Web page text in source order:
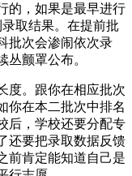
的，如果是最早进行
取结果。在提前批
批次会渗闹依次录
丛颤罩公布。
度。跟你在相应批次
你在本二批次中排名
后，学校还要分配专
还要把录取数据反馈
前肯定能知道自己是